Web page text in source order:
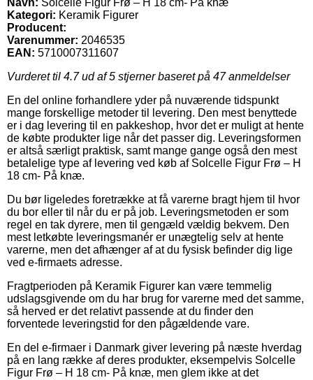
Kategori: Keramik Figurer
Producent:
Varenummer: 2046535
EAN: 5710007311607
Vurderet til 4.7ud af 5 stjerner baseret på 47anmeldelser
En del online forhandlere yder på nuværende tidspunkt
mange forskellige metoder til levering. Den mest benyttede
er i dag levering til en pakkeshop, hvor det er muligt at hente
de købte produkter lige når det passer dig. Leveringsformen
er altså særligt praktisk, samt mange gange også den mest
betalelige type af levering ved køb af Solcelle Figur Frø – H
18 cm- På knæ.
Du bør ligeledes foretrække at få varerne bragt hjem til hvor
du bor eller til når du er på job. Leveringsmetoden er som
regel en tak dyrere, men til gengæld vældig bekvem. Den
mest letkøbte leveringsmanér er unægtelig selv at hente
varerne, men det afhænger af at du fysisk befinder dig lige
ved e-firmaets adresse.
Fragtperioden på Keramik Figurer kan være temmelig
udslagsgivende om du har brug for varerne med det samme,
så herved er det relativt passende at du finder den
forventede leveringstid for den pågældende vare.
En del e-firmaer i Danmark giver levering på næste hverdag
på en lang række af deres produkter, eksempelvis Solcelle
Figur Frø – H 18 cm- På knæ, men glem ikke at det